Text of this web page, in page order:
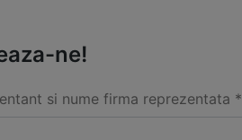
ne!
si nume firma reprezentata *